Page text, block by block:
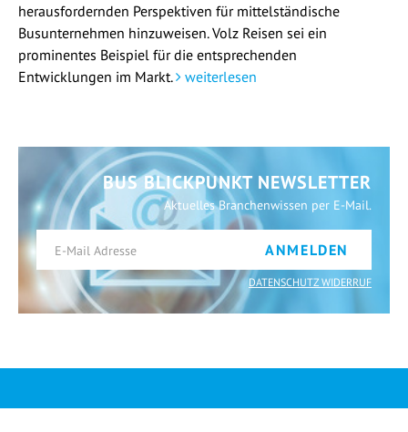
herausfordernden Perspektiven für mittelständische
Busunternehmen hinzuweisen. Volz Reisen sei ein
prominentes Beispiel für die entsprechenden
Entwicklungen im Markt.
weiterlesen
BUS BLICKPUNKT NEWSLETTER
Aktuelles Branchenwissen per E-Mail.
ANMELDEN
DATENSCHUTZ WIDERRUF